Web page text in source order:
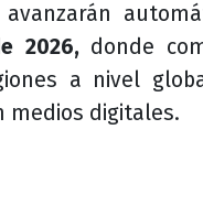
2026,donde
a nivel
medios digitales.